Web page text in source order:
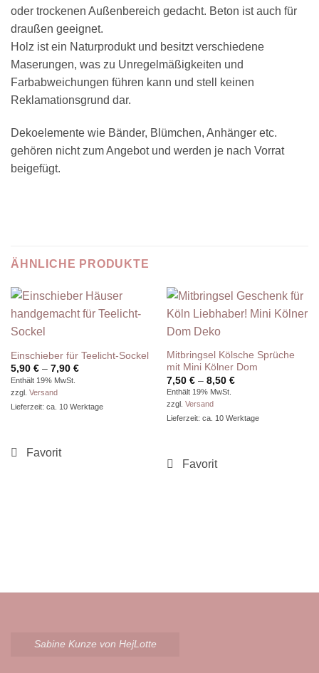
oder trockenen Außenbereich gedacht. Beton ist auch für
draußen geeignet.
Holz ist ein Naturprodukt und besitzt verschiedene
Maserungen, was zu Unregelmäßigkeiten und
Farbabweichungen führen kann und stell keinen
Reklamationsgrund dar.
Dekoelemente wie Bänder, Blümchen, Anhänger etc.
gehören nicht zum Angebot und werden je nach Vorrat
beigefügt.
ÄHNLICHE PRODUKTE
Einschieber für Teelicht-Sockel
5,90 € – 7,90 €Preisspanne:
Enthält 19% MwSt.
zzgl. Versand
Lieferzeit: ca. 10 Werktage
Mitbringsel Kölsche Sprüche
mit Mini Kölner Dom
7,50 € – 8,50 €Preisspanne:
Enthält 19% MwSt.
zzgl. Versand
Lieferzeit: ca. 10 Werktage
Sabine Kunze von HejLotte